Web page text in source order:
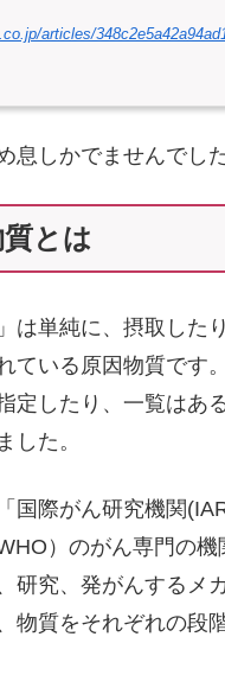
articles/
息しかでませんでした
とは
は単純に、摂取した
ている原因物質です
定したり、一覧はあ
した。
国際がん研究機関
）のがん専門の機
研究、発がんするメ
物質をそれぞれの段